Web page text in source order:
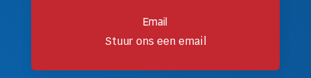
Email
Stuur ons een email